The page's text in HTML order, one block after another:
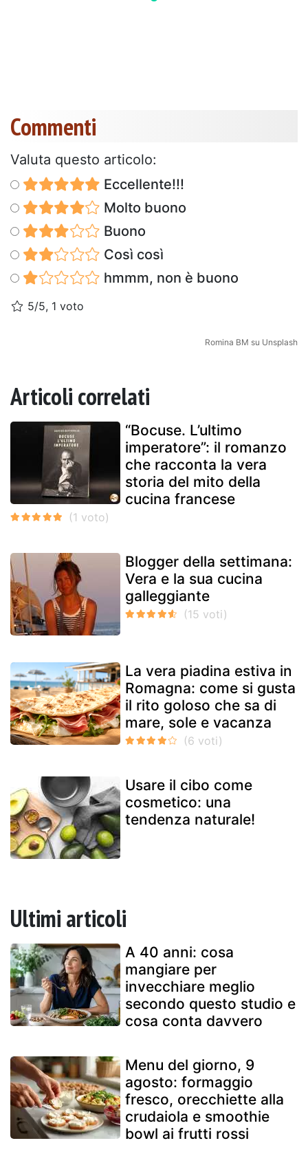
Commenti
Valuta questo articolo:
Eccellente!!!
Molto buono
Buono
Così così
hmmm, non è buono
5/5, 1 voto
Romina BM su Unsplash
Articoli correlati
“Bocuse. L’ultimo
imperatore”: il romanzo
che racconta la vera
storia del mito della
cucina francese
Blogger della settimana:
Vera e la sua cucina
galleggiante
La vera piadina estiva in
Romagna: come si gusta
il rito goloso che sa di
mare, sole e vacanza
Usare il cibo come
cosmetico: una
tendenza naturale!
Ultimi articoli
A 40 anni: cosa
mangiare per
invecchiare meglio
secondo questo studio e
cosa conta davvero
Menu del giorno, 9
agosto: formaggio
fresco, orecchiette alla
crudaiola e smoothie
bowl ai frutti rossi